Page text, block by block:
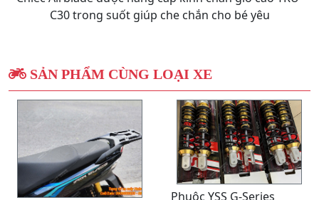
C30 trong suốt giúp che chắn cho bé yêu
SẢN PHẨM CÙNG LOẠI XE
Phuộc YSS G-Series